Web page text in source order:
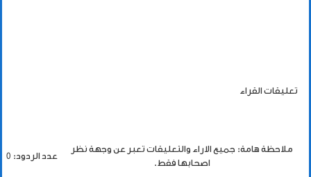
تعليقات القراء
ملاحظة هامة: جميع الاراء والتعليقات تعبر عن وجهة نظر
اصحابها فقط.
عدد الردود: 0